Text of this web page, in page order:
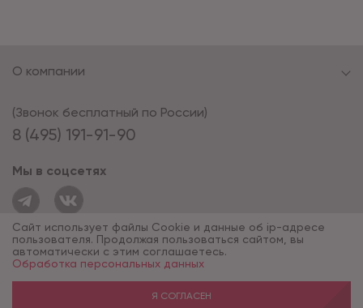
8 (495) 191-91-90
(Звонок бесплатный по России)
Мы в соцсетях
О компании
© 1994 - 2026*, «ОПУС ТД»
Сайт использует файлы Cookie и данные об ip-адресе
пользователя. Продолжая пользоваться сайтом, вы
автоматически с этим соглашаетесь.
Обработка персональных данных
Я СОГЛАСЕН